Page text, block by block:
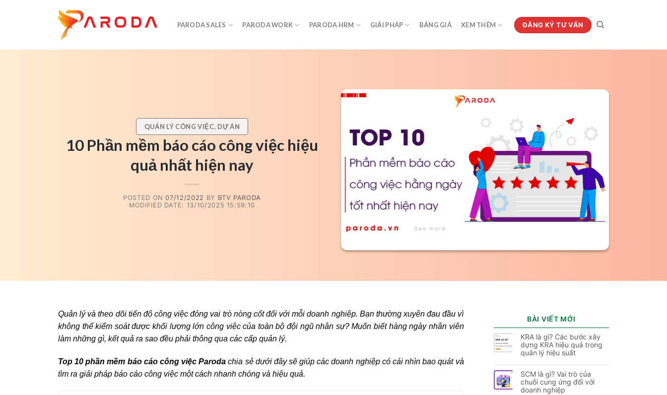
PARODA SALES PARODA WORK PARODA HRM GIẢI PHÁP BẢNG GIÁ XEM THÊM ĐĂNG KÝ TƯ VẤN
QUẢN LÝ CÔNG VIỆC, DỰ ÁN
10 Phần mềm báo cáo công việc hiệu
quả nhất hiện nay
POSTED ON07/12/2022 BY BTV PARODA
MODIFIED DATE: 13/10/2025 15:59:10
Quản lý và theo dõi tiến độ công việc đóng vai trò nòng cốt đối với mỗi doanh nghiệp. Bạn thường xuyên đau đầu vì
không thể kiểm soát được khối lượng lớn công việc của toàn bộ đội ngũ nhân sự? Muốn biết hàng ngày nhân viên
làm những gì, kết quả ra sao đều phải thông qua các cấp quản lý.
Top 10 phần mềm báo cáo công việc Paroda chia sẻ dưới đây sẽ giúp các doanh nghiệp có cái nhìn bao quát và
tìm ra giải pháp báo cáo công việc một cách nhanh chóng và hiệu quả.
BÀI VIẾT MỚI
KRA là gì? Các bước xây
dựng KRA hiệu quả trong
quản lý hiệu suất
SCM là gì? Vai trò của
chuỗi cung ứng đối với
doanh nghiệp